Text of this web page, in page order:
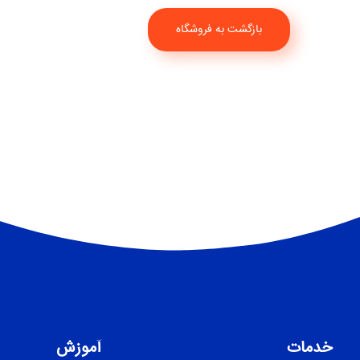
بازگشت به فروشگاه
خدمات آموزش